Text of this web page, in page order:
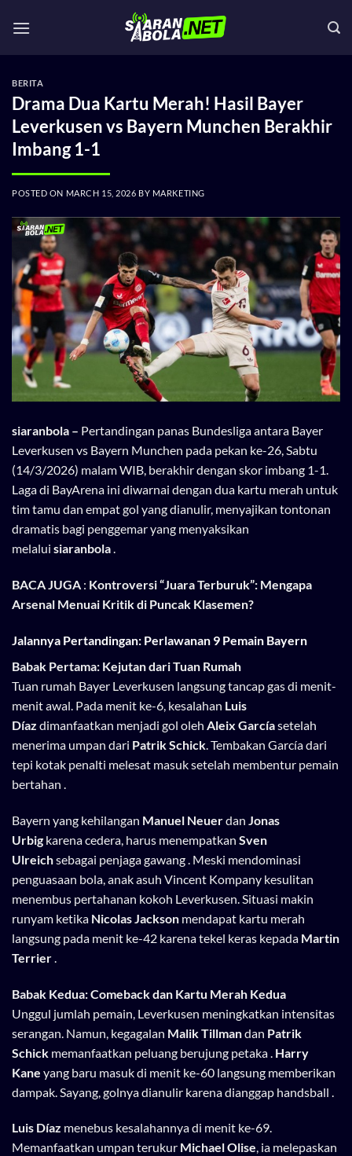
BERITA
Drama Dua Kartu Merah! Hasil Bayer
Leverkusen vs Bayern Munchen Berakhir
Imbang 1-1
POSTED ON MARCH 15, 2026 BY MARKETING
siaranbola – Pertandingan panas Bundesliga antara Bayer
Leverkusen vs Bayern Munchen pada pekan ke-26, Sabtu
(14/3/2026) malam WIB, berakhir dengan skor imbang 1-1.
Laga di BayArena ini diwarnai dengan dua kartu merah untuk
tim tamu dan empat gol yang dianulir, menyajikan tontonan
dramatis bagi penggemar yang menyaksikan
melalui siaranbola.
BACA JUGA : Kontroversi “Juara Terburuk”: Mengapa
Arsenal Menuai Kritik di Puncak Klasemen?
Jalannya Pertandingan: Perlawanan 9 Pemain Bayern
Babak Pertama: Kejutan dari Tuan Rumah
Tuan rumah Bayer Leverkusen langsung tancap gas di menit-
menit awal. Pada menit ke-6, kesalahan Luis
Díaz dimanfaatkan menjadi gol oleh Aleix Garcíasetelah
menerima umpan dari Patrik Schick. Tembakan García dari
tepi kotak penalti melesat masuk setelah membentur pemain
bertahan .
Bayern yang kehilangan Manuel Neuerdan Jonas
Urbig karena cedera, harus menempatkan Sven
Ulreichsebagai penjaga gawang . Meski mendominasi
penguasaan bola, anak asuh Vincent Kompany kesulitan
menembus pertahanan kokoh Leverkusen. Situasi makin
runyam ketika Nicolas Jackson mendapat kartu merah
langsung pada menit ke-42 karena tekel keras kepada Martin
Terrier
Babak Kedua: Comeback dan Kartu Merah Kedua
Unggul jumlah pemain, Leverkusen meningkatkan intensitas
serangan. Namun, kegagalan Malik Tillmandan Patrik
Schick memanfaatkan peluang berujung petaka . Harry
Kane yang baru masuk di menit ke-60 langsung memberikan
dampak. Sayang, golnya dianulir karena dianggap handsball .
Luis Díaz menebus kesalahannya di menit ke-69.
Memanfaatkan umpan terukur Michael Olise, ia melepaskan